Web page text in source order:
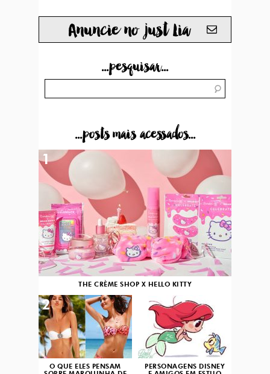
Anuncie no just Lia
...pesquisar...
...posts mais acessados...
THE CRÈME SHOP X HELLO KITTY
1
O QUE ELES PENSAM
2
PERSONAGENS DISNEY
3